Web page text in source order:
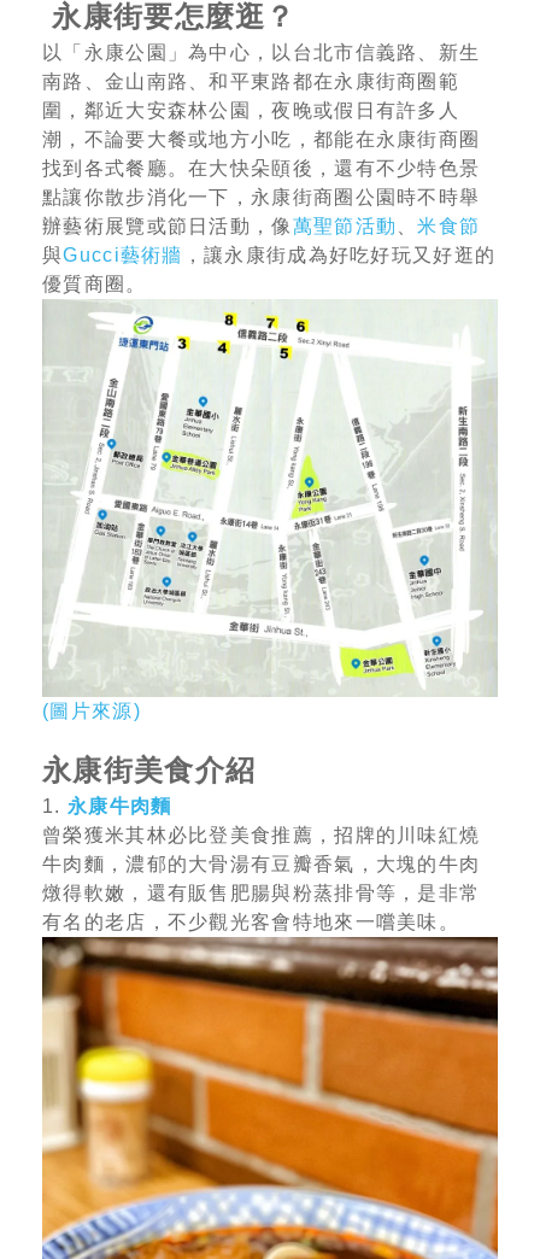
永康街要怎麼逛？
以「永康公園」為中心，以台北市信義路、新生
南路、金山南路、和平東路都在永康街商圈範
圍，鄰近大安森林公園，夜晚或假日有許多人
潮，不論要大餐或地方小吃，都能在永康街商圈
找到各式餐廳。在大快朵頤後，還有不少特色景
點讓你散步消化一下，永康街商圈公園時不時舉
辦藝術展覽或節日活動，像萬聖節活動 、米食節
與Gucci藝術牆 ，讓永康街成為好吃好玩又好逛的
優質商圈。
(圖片來源)
永康街美食介紹
1. 永康牛肉麵
曾榮獲米其林必比登美食推薦，招牌的川味紅燒
牛肉麵，濃郁的大骨湯有豆瓣香氣，大塊的牛肉
燉得軟嫩，還有販售肥腸與粉蒸排骨等，是非常
有名的老店，不少觀光客會特地來一嚐美味。